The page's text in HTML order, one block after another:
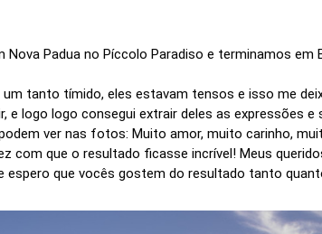
Padua no Píccolo Paradiso e terminamos em
um tanto tímido, eles estavam tensos e isso me
e logo logo consegui extrair deles as expressões
ver nas fotos: Muito amor, muito carinho,
com que o resultado ficasse incrível! Meus
espero que vocês gostem do resultado tanto